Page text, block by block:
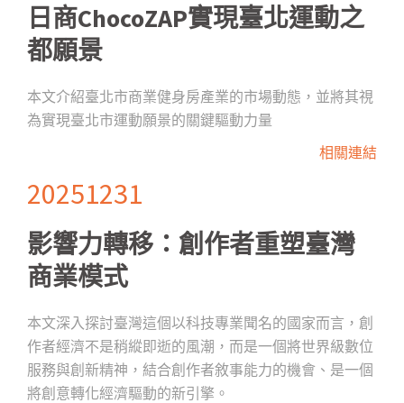
日商ChocoZAP實現臺北運動之
都願景
本文介紹臺北市商業健身房產業的市場動態，並將其視
為實現臺北市運動願景的關鍵驅動力量
相關連結
20251231
影響力轉移：創作者重塑臺灣
商業模式
本文深入探討臺灣這個以科技專業聞名的國家而言，創
作者經濟不是稍縱即逝的風潮，而是一個將世界級數位
服務與創新精神，結合創作者敘事能力的機會、是一個
將創意轉化經濟驅動的新引擎。